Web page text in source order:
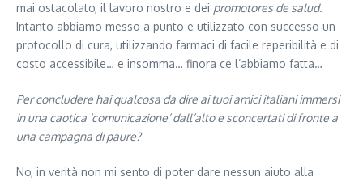
mai ostacolato, il lavoro nostro e dei promotores de salud.
Intanto abbiamo messo a punto e utilizzato con successo un
protocollo di cura, utilizzando farmaci di facile reperibilità e di
costo accessibile… e insomma… finora ce l’abbiamo fatta…
Per concludere hai qualcosa da dire ai tuoi amici italiani immersi
in una caotica ‘comunicazione’ dall’alto e sconcertati di fronte a
una campagna di paure? ​
No, in verità non mi sento di poter dare nessun aiuto alla